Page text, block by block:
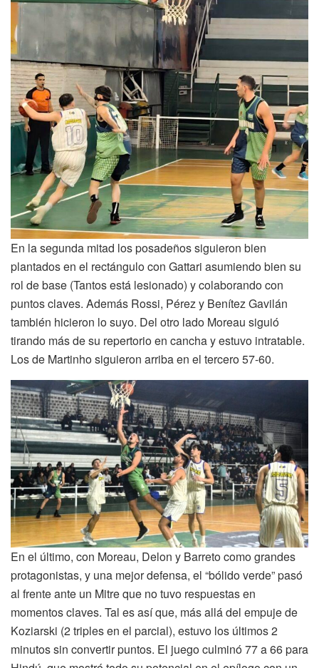
En la segunda mitad los posadeños siguieron bien
plantados en el rectángulo con Gattari asumiendo bien su
rol de base (Tantos está lesionado) y colaborando con
puntos claves. Además Rossi, Pérez y Benítez Gavilán
también hicieron lo suyo. Del otro lado Moreau siguió
tirando más de su repertorio en cancha y estuvo intratable.
Los de Martinho siguieron arriba en el tercero 57-60.
En el último, con Moreau, Delon y Barreto como grandes
protagonistas, y una mejor defensa, el “bólido verde” pasó
al frente ante un Mitre que no tuvo respuestas en
momentos claves. Tal es así que, más allá del empuje de
Koziarski (2 triples en el parcial), estuvo los últimos 2
minutos sin convertir puntos. El juego culminó 77 a 66 para